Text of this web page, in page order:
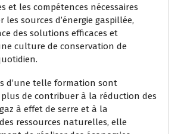
et les compétences nécessaires
les sources d’énergie gaspillée,
des solutions efficaces et
culture de conservation de
d’une telle formation sont
de contribuer à la réduction des
à effet de serre et à la
ressources naturelles, elle